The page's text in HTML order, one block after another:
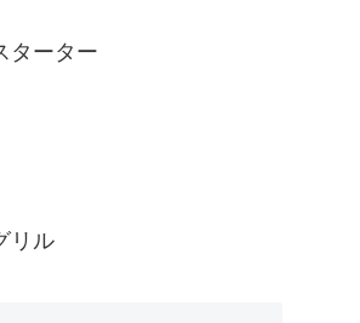
ターター
リル